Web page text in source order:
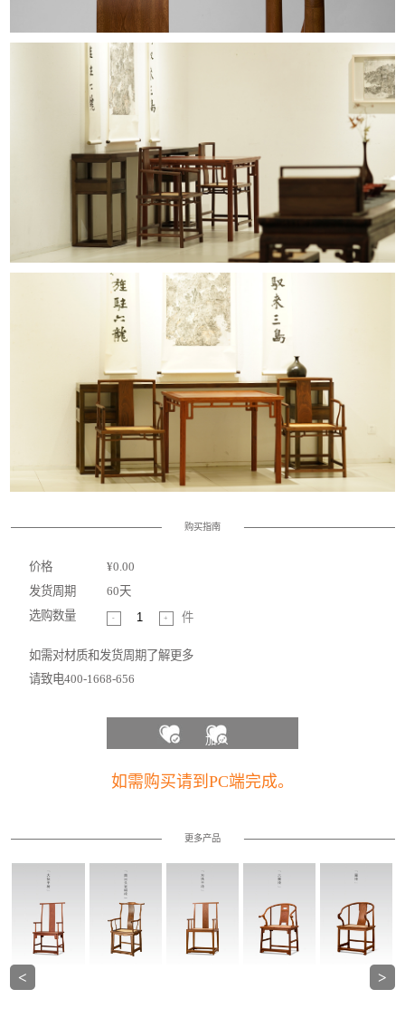
购买指南
价格
¥0.00
发货周期
60天
选购数量
- + 件
如需对材质和发货周期了解更多
请致电400-1668-656
加入
收藏
如需购买请到PC端完成。
更多产品
< >